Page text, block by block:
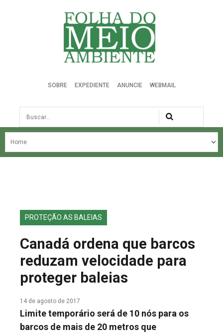
Folha do Meio Ambiente
SOBRE EXPEDIENTE ANUNCIE WEBMAIL
Busca
NOSSA HISTÓRIA
EDIÇÕES ANTERIORES
FALE CONOSCO
PROTEÇÃO AS BALEIAS
Canadá ordena que barcos
reduzam velocidade para
proteger baleias
14 de agosto de 2017
Limite temporário será de 10 nós para os
barcos de mais de 20 metros que